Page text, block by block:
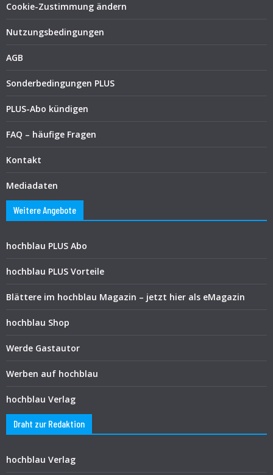
Cookie-Zustimmung ändern
Nutzungsbedingungen
AGB
Sonderbedingungen PLUS
PLUS-Abo kündigen
FAQ – häufige Fragen
Kontakt
Mediadaten
Weitere Angebote
hochblau PLUS Abo
hochblau PLUS Vorteile
Blättere im hochblau Magazin – jetzt hier als eMagazin
hochblau Shop
Werde Gastautor
Werben auf hochblau
hochblau Verlag
Draht zur Redaktion
hochblau Verlag